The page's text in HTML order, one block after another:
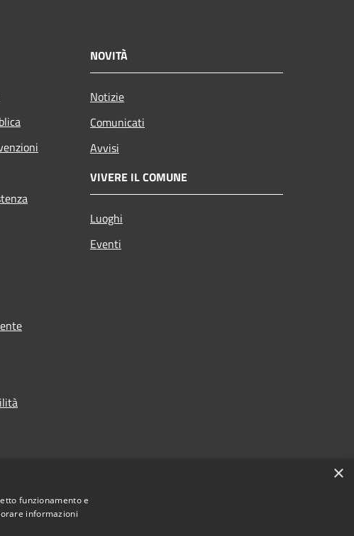
NOVITÀ
Notizie
Comunicati
Avvisi
VIVERE IL COMUNE
Luoghi
Eventi
×
funzionamento e
informazioni